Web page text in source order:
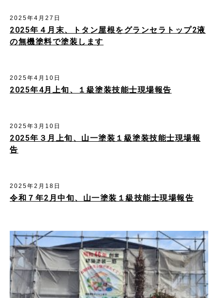
2025年４月末、トタン屋根をグランセラトップ2液
の無機塗料で塗装します
2025年4月27日
2025年4月上旬、１級塗装技能士現場報告
2025年4月10日
2025年３月上旬、山一塗装１級塗装技能士現場報
告
2025年3月10日
令和７年2月中旬、山一塗装１級技能士現場報告
2025年2月18日